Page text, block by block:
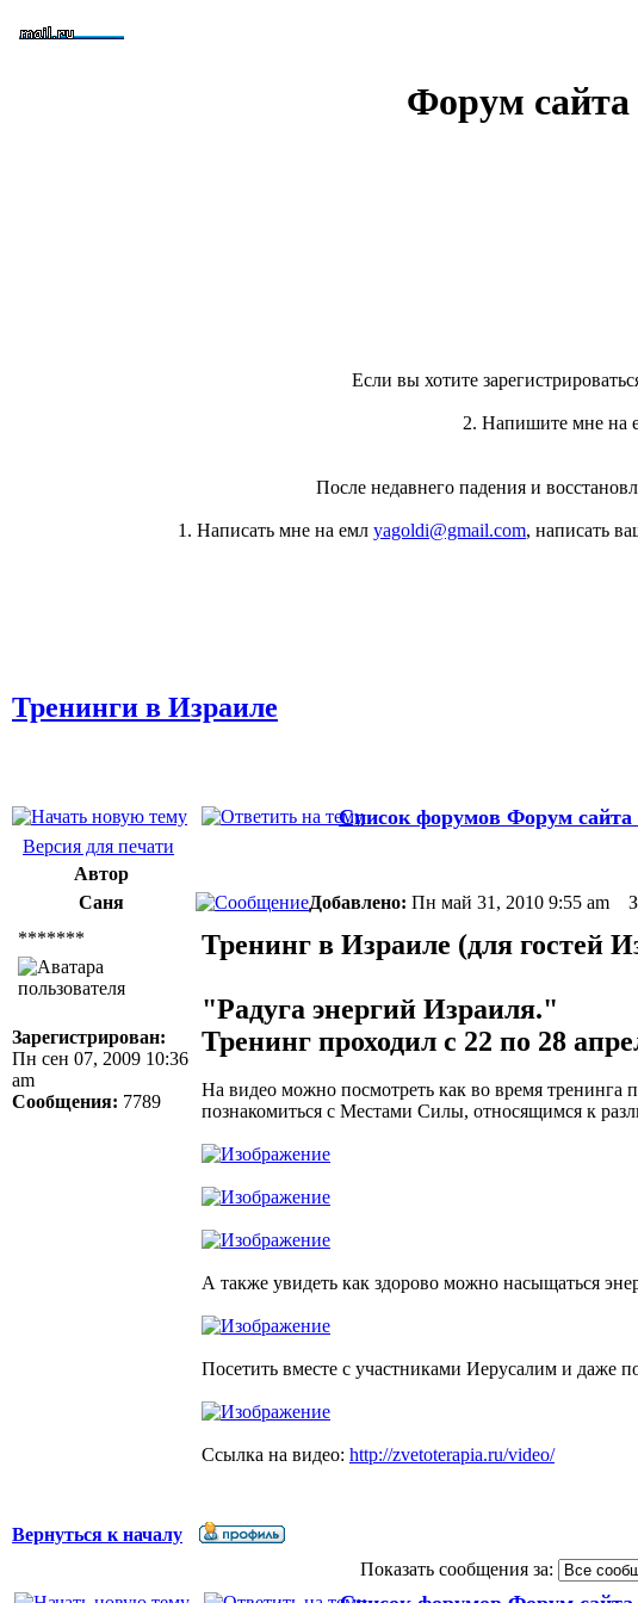
Форум сайта
Если вы хотите
2. Напишите мне на
После недавнего падения и
1. Написать мне на емл yagoldi@gmail.com, написать
Тренинги в Израиле
Список форумов Форум сайта
Версия для печати
Автор
Саня
Добавлено: Пн май 31, 2010 9:55 am
*******
Зарегистрирован:
Пн сен 07, 2009 10:36
am
Сообщения: 7789
Тренинг в Израиле (для гостей
"Радуга энергий Израиля."
Тренинг проходил с 22 по 28
На видео можно посмотреть как во время тренинга
познакомиться с Местами Силы, относящимся к
А также увидеть как здорово можно насыщаться
Посетить вместе с участниками Иерусалим и даже
Ссылка на видео: http://zvetoterapia.ru/video/
Вернуться к началу
Показать сообщения за: